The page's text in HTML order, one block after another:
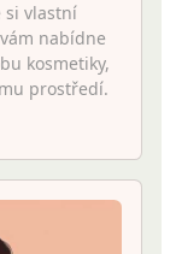
si vlastní
nabídne
kosmetiky,
prostředí.